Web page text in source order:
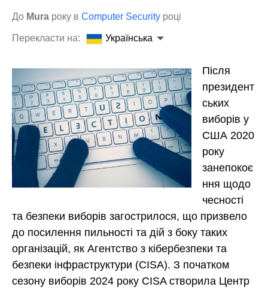
До Mura року в Computer Security році
Перекласти на: Українська
Після
президент
ських
виборів у
США 2020
року
занепокоє
ння щодо
чесності
та безпеки виборів загострилося, що призвело
до посилення пильності та дій з боку таких
організацій, як Агентство з кібербезпеки та
безпеки інфраструктури (CISA). З початком
сезону виборів 2024 року CISA створила Центр